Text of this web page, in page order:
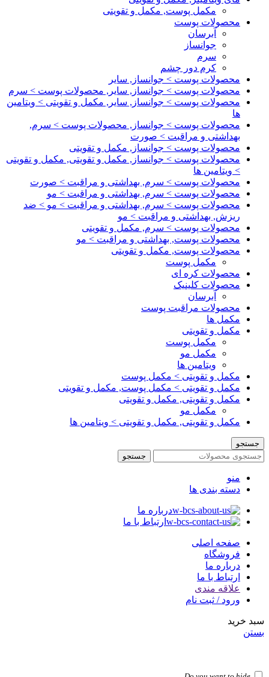
مکمل پوست, مکمل و تقویتی
محصولات پوست
آبرسان
جوانساز
سرم
کرم دور چشم
محصولات پوست > جوانساز, سایر
محصولات پوست > جوانساز, سایر, محصولات پوست > سرم
محصولات پوست > جوانساز, سایر, مکمل و تقویتی > ویتامین
ها
محصولات پوست > جوانساز, محصولات پوست > سرم,
بهداشتی و مراقبت > صورت
محصولات پوست > جوانساز, مکمل و تقویتی
محصولات پوست > جوانساز, مکمل و تقویتی, مکمل و تقویتی
> ویتامین ها
محصولات پوست > سرم, بهداشتی و مراقبت > صورت
محصولات پوست > سرم, بهداشتی و مراقبت > مو
محصولات پوست > سرم, بهداشتی و مراقبت > مو > ضد
ریزش, بهداشتی و مراقبت > مو
محصولات پوست > سرم, مکمل و تقویتی
محصولات پوست, بهداشتی و مراقبت > مو
محصولات پوست, مکمل و تقویتی
مکمل پوست
محصولات کره ای
محصولات کلینیک
آبرسان
محصولات مراقبت پوست
مکمل ها
مکمل و تقویتی
مکمل پوست
مکمل مو
ویتامین ها
مکمل و تقویتی > مکمل پوست
مکمل و تقویتی > مکمل پوست, مکمل و تقویتی
مکمل و تقویتی, مکمل و تقویتی
مکمل مو
مکمل و تقویتی, مکمل و تقویتی > ویتامین ها
جستجو
جستجو
منو
دسته بندی ها
درباره ما
ارتباط با ما
صفحه اصلی
فروشگاه
درباره ما
ارتباط با ما
علاقه مندی
ورود / ثبت نام
سبد خرید
بستن